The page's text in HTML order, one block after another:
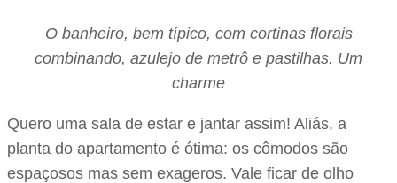
O banheiro, bem típico, com cortinas florais
combinando, azulejo de metrô e pastilhas. Um
charme
Quero uma sala de estar e jantar assim! Aliás, a
planta do apartamento é ótima: os cômodos são
espaçosos mas sem exageros. Vale ficar de olho